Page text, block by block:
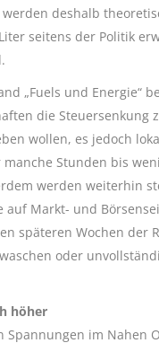
deshalb
seitens der Politik
„Fuels und Energie“
die Steuersenkung
wollen, es jedoch
Stunden bis
werden weiterhin
auf Markt- und
späteren Wochen der
oder
höher
Spannungen im Nahen